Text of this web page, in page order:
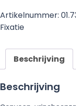
Artikelnummer:
Fixatie
Beschrijving
Beschrijving